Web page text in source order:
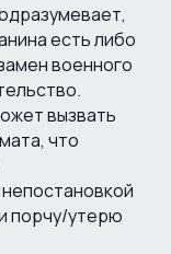
есть либо
военного
вызвать
что
порчу/утерю